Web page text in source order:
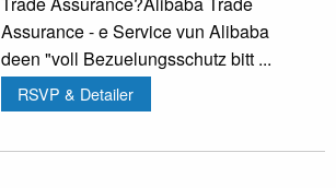
Assurance - e Service vun Alibaba
deen "voll Bezuelungsschutz bitt ...
RSVP & Detailer